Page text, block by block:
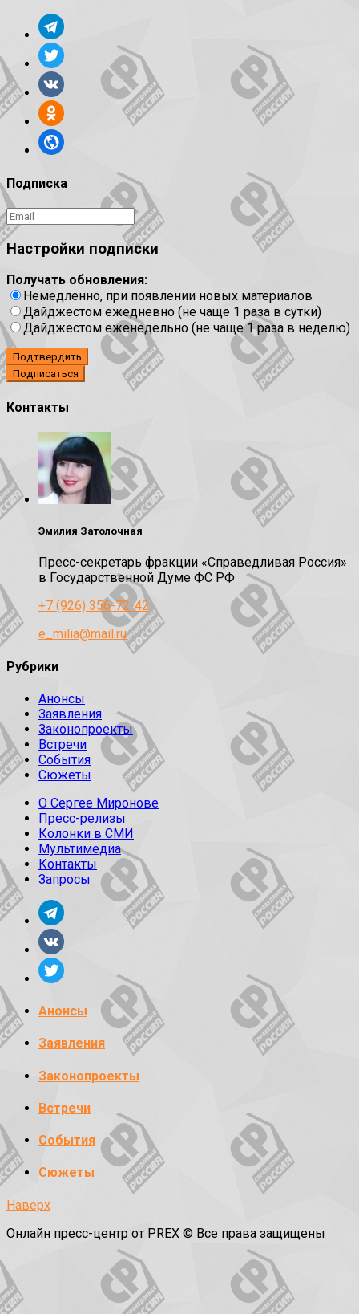
Подписка
Настройки подписки
Получать обновления:
Немедленно, при появлении новых материалов
Дайджестом ежедневно (не чаще 1 раза в сутки)
Дайджестом еженедельно (не чаще 1 раза в неделю)
Подтвердить
Контакты
Эмилия Затолочная
Пресс-секретарь фракции «Справедливая Россия»
в Государственной Думе ФС РФ
+7 (926) 356-72-42
e_milia@mail.ru
Рубрики
Анонсы
Заявления
Законопроекты
Встречи
События
Сюжеты
О Сергее Миронове
Пресс-релизы
Колонки в СМИ
Мультимедиа
Контакты
Запросы
Анонсы
Заявления
Законопроекты
Встречи
События
Сюжеты
Наверх
Онлайн пресс-центр от PREX © Все права защищены